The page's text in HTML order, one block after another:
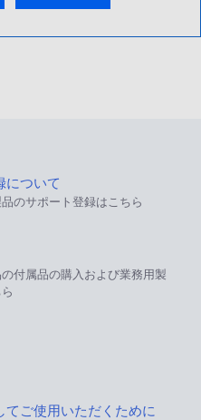
について
のサポート登録はこちら
付属品の購入および業務用製
ご使用いただくために